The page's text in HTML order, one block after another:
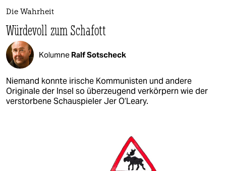
Die Wahrheit
Würdevoll zum Schafott
Kolumne Ralf Sotscheck
Niemand konnte irische Kommunisten und andere
Originale der Insel so überzeugend verkörpern wie der
verstorbene Schauspieler Jer O’Leary.